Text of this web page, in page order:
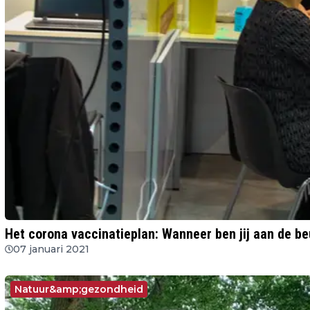
Het corona vaccinatieplan: Wanneer ben jij aan de
07 januari 2021
Natuur&amp;gezondheid